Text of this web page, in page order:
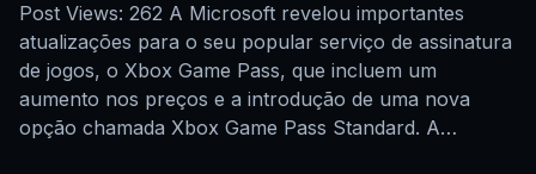
Post Views: 262 A Microsoft revelou importantes
atualizações para o seu popular serviço de assinatura
de jogos, o Xbox Game Pass, que incluem um
aumento nos preços e a introdução de uma nova
opção chamada Xbox Game Pass Standard. A…